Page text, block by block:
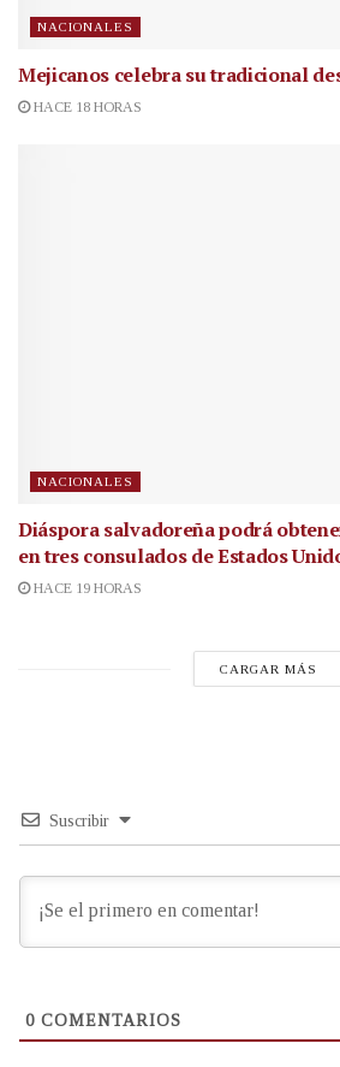
NACIONALES
Mejicanos celebra su tradicional
HACE 18 HORAS
NACIONALES
Diáspora salvadoreña podrá
en tres consulados de Estados
HACE 19 HORAS
CARGAR MÁS
Suscribir
0 COMENTARIOS